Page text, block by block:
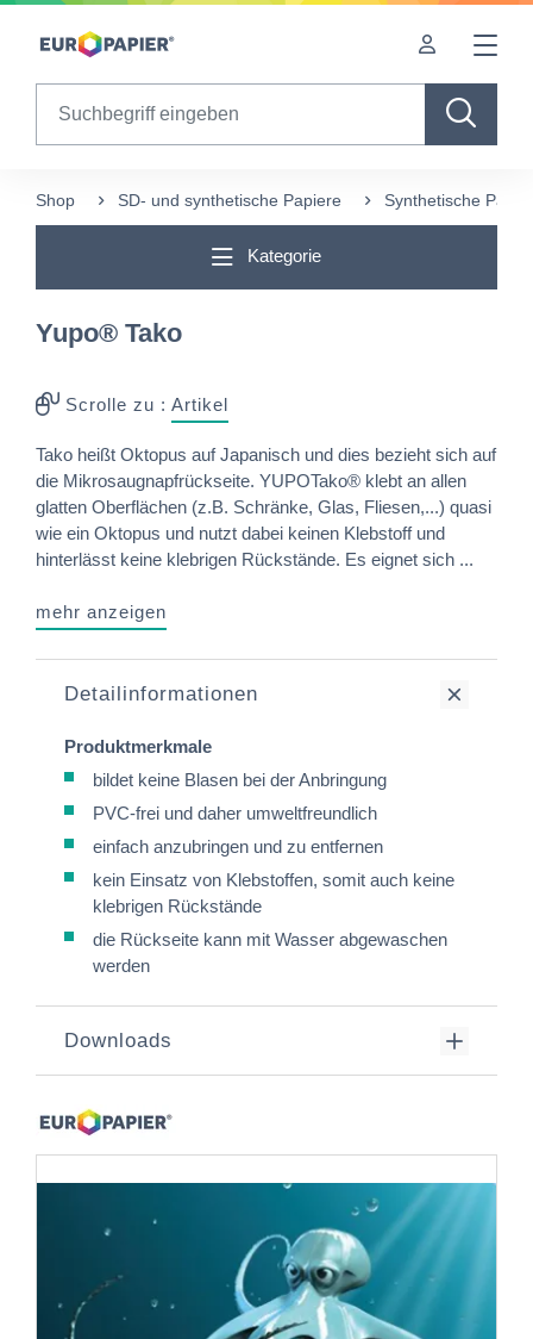
Table Of Content
Diese Produkte könnten Sie auch interessieren
Shop SD- und synthetische Papiere Synthetische
Kategorie
Yupo® Tako
Scrolle zu : Artikel
Tako heißt Oktopus auf Japanisch und dies bezieht sich auf
die Mikrosaugnapfrückseite. YUPOTako® klebt an allen
glatten Oberflächen (z.B. Schränke, Glas, Fliesen,...) quasi
wie ein Oktopus und nutzt dabei keinen Klebstoff und
hinterlässt keine klebrigen Rückstände. Es eignet sich ...
mehr anzeigen
Detailinformationen
Produktmerkmale
bildet keine Blasen bei der Anbringung
PVC-frei und daher umweltfreundlich
einfach anzubringen und zu entfernen
kein Einsatz von Klebstoffen, somit auch keine
klebrigen Rückstände
die Rückseite kann mit Wasser abgewaschen
werden
Downloads